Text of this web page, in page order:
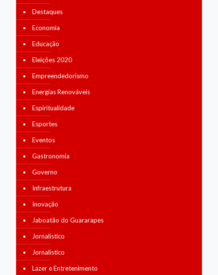
Destaques
Economia
Educação
Eleições 2020
Empreendedorismo
Energias Renováveis
Espiritualidade
Esportes
Eventos
Gastronomia
Governo
Infraestrutura
Inovação
Jaboatão do Guararapes
Jornalístico
Jornalístico
Lazer e Entretenimento